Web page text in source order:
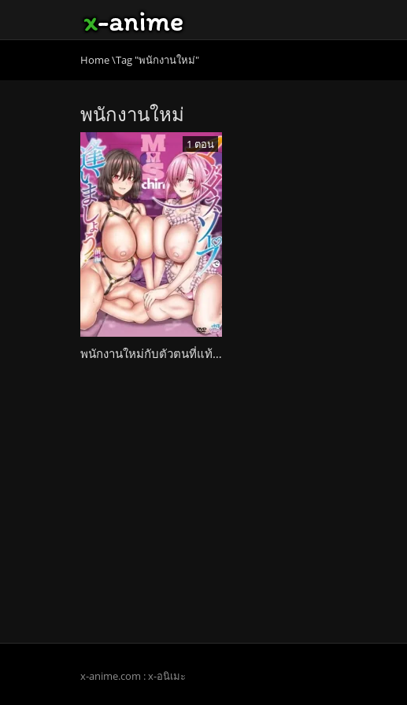
Home\Tag "พนักงานใหม่"
พนักงานใหม่
1 ตอน
พนักงานใหม่กับตัวตนที่แท้จริงของพวกเธอ Mazome Soap de Aimashou!
x-anime.com : x-อนิเมะ